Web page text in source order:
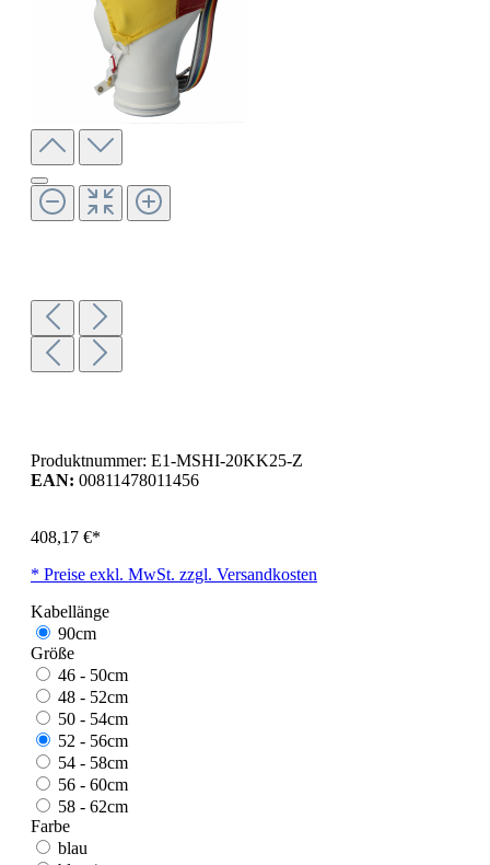
Produktnummer: E1-MSHI-20KK25-Z
EAN: 00811478011456
408,17 €*
* Preise exkl. MwSt. zzgl. Versandkosten
Kabellänge
90cm
Größe
46 - 50cm
48 - 52cm
50 - 54cm
52 - 56cm
54 - 58cm
56 - 60cm
58 - 62cm
Farbe
blau